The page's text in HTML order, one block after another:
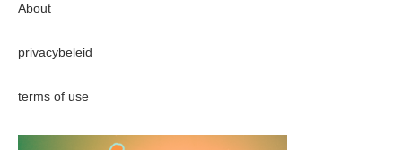
About
privacybeleid
terms of use